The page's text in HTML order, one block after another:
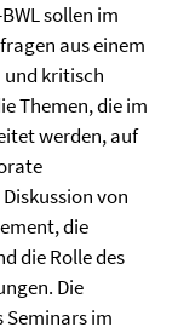
sollen im
aus einem
und kritisch
Themen, die im
werden, auf
von
die
die Rolle des
Die
Seminars im